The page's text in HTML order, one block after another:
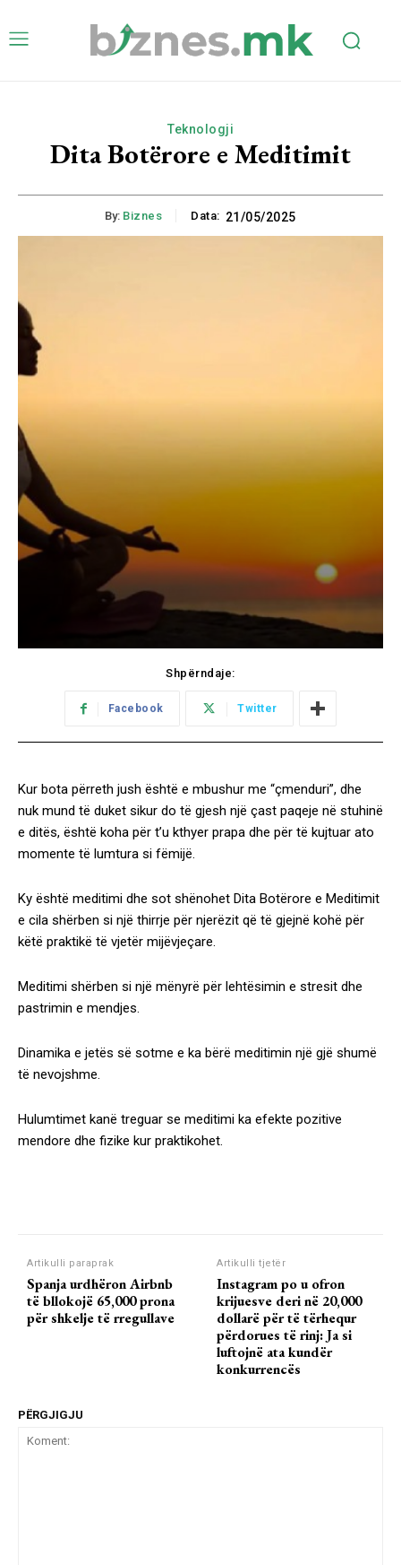
Teknologji
​Dita Botërore e Meditimit
By: Biznes Data: 21/05/2025
Shpërndaje:
Facebook Twitter
Kur bota përreth jush është e mbushur me “çmenduri”, dhe
nuk mund të duket sikur do të gjesh një çast paqeje në stuhinë
e ditës, është koha për t’u kthyer prapa dhe për të kujtuar ato
momente të lumtura si fëmijë.
Ky është meditimi dhe sot shënohet Dita Botërore e Meditimit
e cila shërben si një thirrje për njerëzit që të gjejnë kohë për
këtë praktikë të vjetër mijëvjeçare.
Meditimi shërben si një mënyrë për lehtësimin e stresit dhe
pastrimin e mendjes.
Dinamika e jetës së sotme e ka bërë meditimin një gjë shumë
të nevojshme.
Hulumtimet kanë treguar se meditimi ka efekte pozitive
mendore dhe fizike kur praktikohet.
Artikulli paraprak
Spanja urdhëron Airbnb
të bllokojë 65,000 prona
për shkelje të rregullave
Artikulli tjetër
Instagram po u ofron
krijuesve deri në 20,000
dollarë për të tërhequr
përdorues të rinj: Ja si
luftojnë ata kundër
konkurrencës
PËRGJIGJU